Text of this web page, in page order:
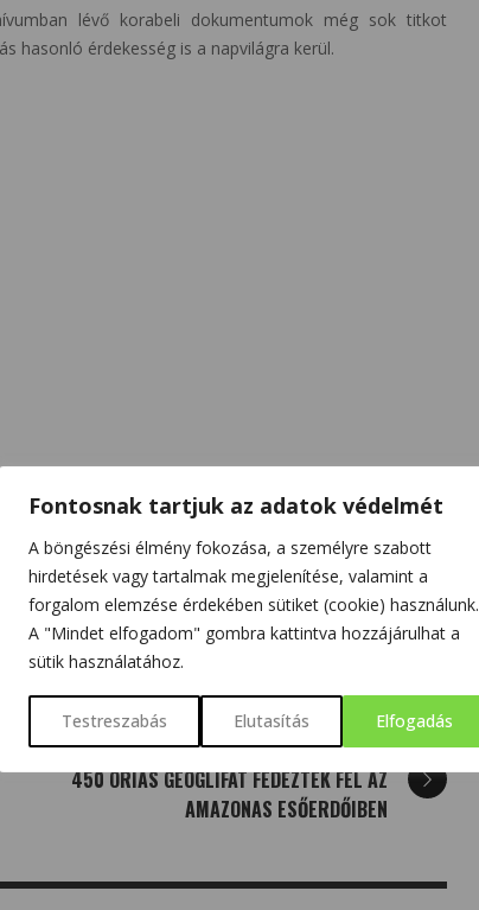
Fontosnak tartjuk az adatok védelmét
A böngészési élmény fokozása, a személyre szabott
hirdetések vagy tartalmak megjelenítése, valamint a
forgalom elemzése érdekében sütiket (cookie) használunk.
A "Mindet elfogadom" gombra kattintva hozzájárulhat a
sütik használatához.
Testreszabás Elutasítás Elfogadás
lévő korabeli dokumentumok még sok titkot
hasonló érdekesség is a napvilágra kerül.
NEXT
450 ÓRIÁS GEOGLIFÁT FEDEZTEK FEL AZ
AMAZONAS ESŐERDŐIBEN